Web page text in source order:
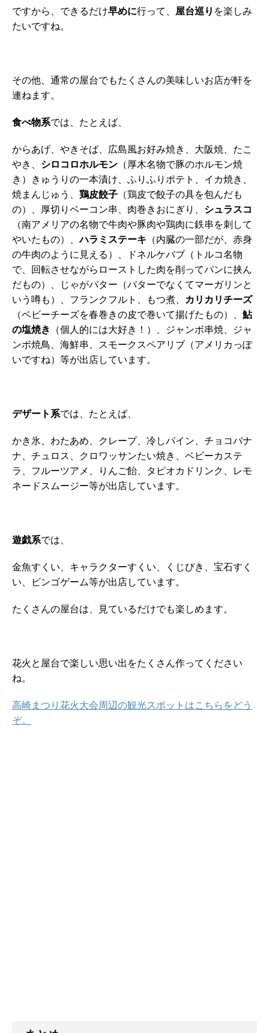
ですから、できるだけ早めに行って、 屋台巡り を楽しみ
たいですね。
その他、通常の屋台でもたくさんの美味しいお店が軒を
連ねます。
食べ物系では、たとえば、
からあげ、やきそば、広島風お好み焼き、大阪焼、たこ
やき、 シロコロホルモン （厚木名物で豚のホルモン焼
き）きゅうりの一本漬け、ふりふりポテト、イカ焼き、
焼まんじゅう、 鶏皮餃子 （鶏皮で餃子の具を包んだも
の）、厚切りベーコン串、肉巻きおにぎり、 シュラスコ
（南アメリアの名物で牛肉や豚肉や鶏肉に鉄串を刺して
やいたもの）、ハラミステーキ （内臓の一部だが、赤身
の牛肉のように見える）、ドネルケバブ（トルコ名物
で、回転させながらローストした肉を削ってパンに挟ん
だもの）、じゃがバター（バターでなくてマーガリンと
いう噂も）、フランクフルト、もつ煮、 カリカリチーズ
（ベビーチーズを春巻きの皮で巻いて揚げたもの）、 鮎
の塩焼き （個人的には大好き！）、ジャンボ串焼、ジャ
ンボ焼鳥、海鮮串、スモークスペアリブ（アメリカっぽ
いですね）等が出店しています。
デザート系では、たとえば、
かき氷、わたあめ、クレープ、冷しパイン、チョコバナ
ナ、チュロス、クロワッサンたい焼き、ベビーカステ
ラ、フルーツアメ、りんご飴、タピオカドリンク、レモ
ネードスムージー等が出店しています。
遊戯系では、
金魚すくい、キャラクターすくい、くじびき、宝石すく
い、ビンゴゲーム等が出店しています。
たくさんの屋台は、見ているだけでも楽しめます。
花火と屋台で楽しい思い出をたくさん作ってください
ね。
高崎まつり花火大会周辺の観光スポットはこちらをどう
ぞ。